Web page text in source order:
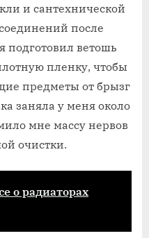
и сантехнической
после
подготовил ветошь
пленку, чтобы
предметы от брызг
заняла у меня около
мне массу нервов
очистки.
о радиаторах